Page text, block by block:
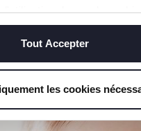
l'utilisation des seuls
essentiels au service
Tout Accepter
les cookies
amovible.